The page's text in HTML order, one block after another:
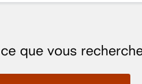
que vous